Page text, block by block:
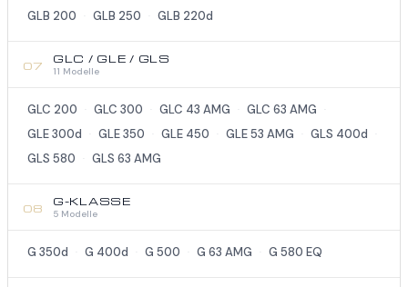
GLB 200 GLB 250 GLB 220d
07 GLC / GLE / GLS
11 Modelle
GLC 200 GLC 300 GLC 43 AMG GLC 63 AMG
GLE 300d GLE 350 GLE 450 GLE 53 AMG GLS 400d
GLS 580 GLS 63 AMG
08 G-KLASSE
5 Modelle
G 350d G 400d G 500 G 63 AMG G 580 EQ